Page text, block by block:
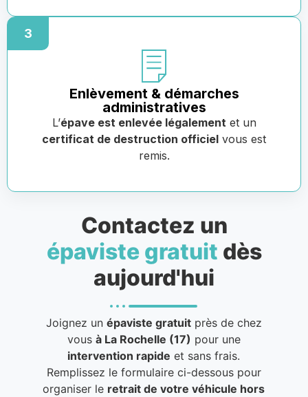
3
Enlèvement & démarches
administratives
L’épave est enlevée légalement et un
certificat de destruction officiel vous est
remis.
Contactez un
épaviste gratuit dès
aujourd'hui
Joignez un épaviste gratuitprès de chez
vous à La Rochelle (17) pour une
intervention rapide et sans frais.
Remplissez le formulaire ci-dessous pour
organiser le retrait de votre véhicule hors